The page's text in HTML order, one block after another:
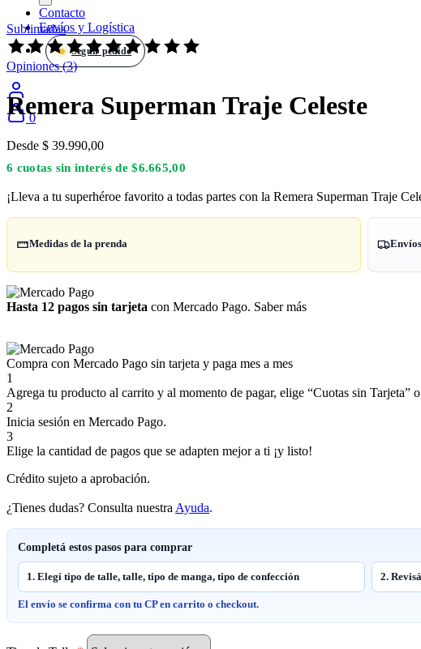
Contacto
Envíos y Logística
Seguir pedido
0
Sublimadas
5
según
Opiniones (3)
Remera Superman Traje Celeste
Desde $ 39.990,00
6 cuotas sin interés de $6.665,00
¡Lleva a tu superhéroe favorito a todas partes con la Remera Superman Traje
Medidas de la prenda
Hasta 12 pagos sin tarjeta con Mercado Pago. Saber más
Compra con Mercado Pago sin tarjeta y paga mes a mes
1
Agrega tu producto al carrito y al momento de pagar, elige “Cuotas sin Tarjeta”
2
Inicia sesión en Mercado Pago.
3
Elige la cantidad de pagos que se adapten mejor a ti ¡y listo!
Crédito sujeto a aprobación.
¿Tienes dudas? Consulta nuestra Ayuda.
Completá estos pasos para comprar
1. Elegí tipo de talle, talle, tipo de manga, tipo de confección 2.
El envío se confirma con tu CP en carrito o checkout.